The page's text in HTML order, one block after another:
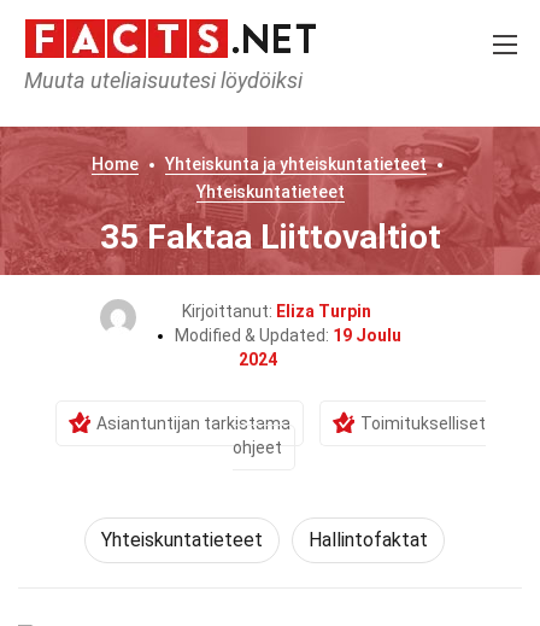
Muuta uteliaisuutesi löydöiksi
Home
Yhteiskunta ja yhteiskuntatieteet
Yhteiskuntatieteet
35 Faktaa Liittovaltiot
Kirjoittanut: Eliza Turpin
Modified & Updated: 19 Joulu
2024
Asiantuntijan tarkistama
Toimitukselliset
ohjeet
Yhteiskuntatieteet Hallintofaktat